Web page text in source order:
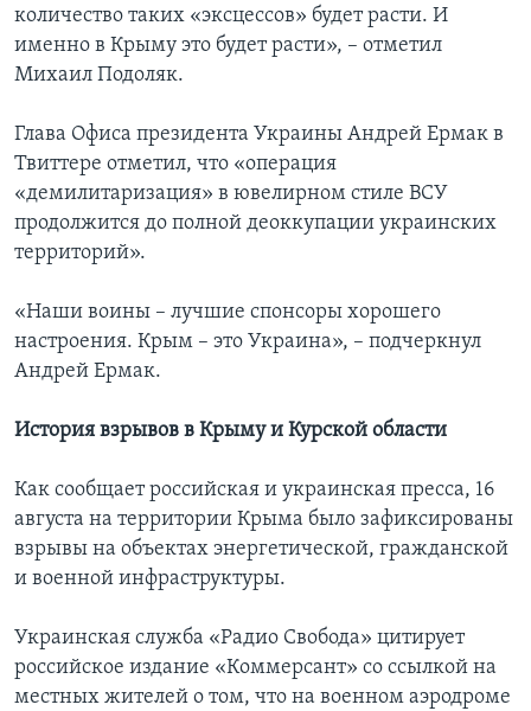
количество таких «эксцессов» будет расти. И
именно в Крыму это будет расти», – отметил
Михаил Подоляк.
Глава Офиса президента Украины Андрей Ермак в
Твиттере отметил, что «операция
«демилитаризация» в ювелирном стиле ВСУ
продолжится до полной деоккупации украинских
территорий».
«Наши воины – лучшие спонсоры хорошего
настроения. Крым – это Украина», – подчеркнул
Андрей Ермак.
История взрывов в Крыму и Курской области
Как сообщает российская и украинская пресса, 16
августа на территории Крыма было зафиксированы
взрывы на объектах энергетической, гражданской
и военной инфраструктуры.
Украинская служба «Радио Свобода» цитирует
российское издание «Коммерсант» со ссылкой на
местных жителей о том, что на военном аэродроме